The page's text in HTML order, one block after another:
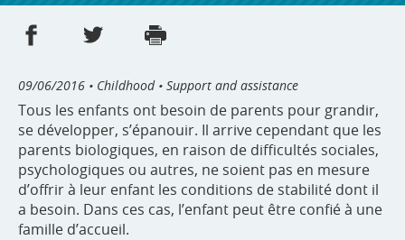
Share on Facebook
Share on Twitter
09/06/2016 • Childhood • Support and assistance
Tous les enfants ont besoin de parents pour grandir,
se développer, s’épanouir. Il arrive cependant que les
parents biologiques, en raison de difficultés sociales,
psychologiques ou autres, ne soient pas en mesure
d’offrir à leur enfant les conditions de stabilité dont il
a besoin. Dans ces cas, l’enfant peut être confié à une
famille d’accueil.